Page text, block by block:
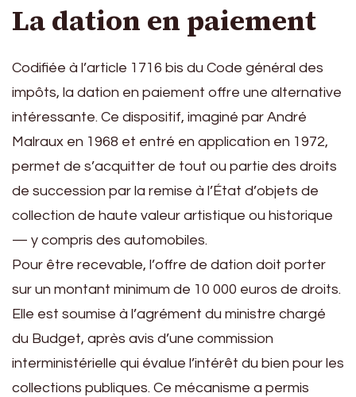
La dation en paiement
Codifiée à l’article 1716 bis du Code général des
impôts, la dation en paiement offre une alternative
intéressante. Ce dispositif, imaginé par André
Malraux en 1968 et entré en application en 1972,
permet de s’acquitter de tout ou partie des droits
de succession par la remise à l’État d’objets de
collection de haute valeur artistique ou historique
— y compris des automobiles.
Pour être recevable, l’offre de dation doit porter
sur un montant minimum de 10 000 euros de droits.
Elle est soumise à l’agrément du ministre chargé
du Budget, après avis d’une commission
interministérielle qui évalue l’intérêt du bien pour les
collections publiques. Ce mécanisme a permis